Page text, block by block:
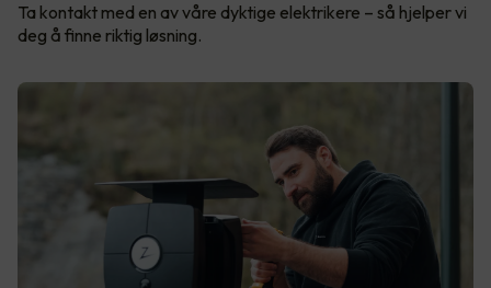
Ta kontakt med en av våre dyktige elektrikere – så hjelper vi
deg å finne riktig løsning.